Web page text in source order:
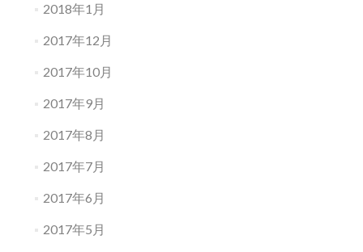
2018年1月
2017年12月
2017年10月
2017年9月
2017年8月
2017年7月
2017年6月
2017年5月